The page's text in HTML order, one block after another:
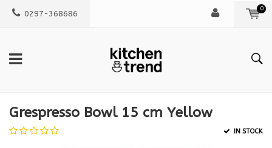
0297-368686
0
Grespresso Bowl 15 cm Yellow
IN STOCK